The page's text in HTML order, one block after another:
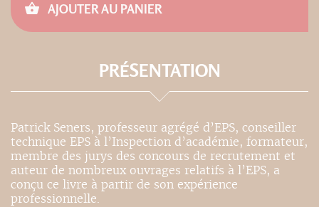
AJOUTER AU PANIER
PRÉSENTATION
Patrick Seners, professeur agrégé d’EPS, conseiller
technique EPS à l’Inspection d’académie, formateur,
membre des jurys des concours de recrutement et
auteur de nombreux ouvrages relatifs à l’EPS, a
conçu ce livre à partir de son expérience
professionnelle.